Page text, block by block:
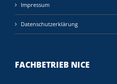
Impressum
Datenschutzerklärung
FACHBETRIEB NICE